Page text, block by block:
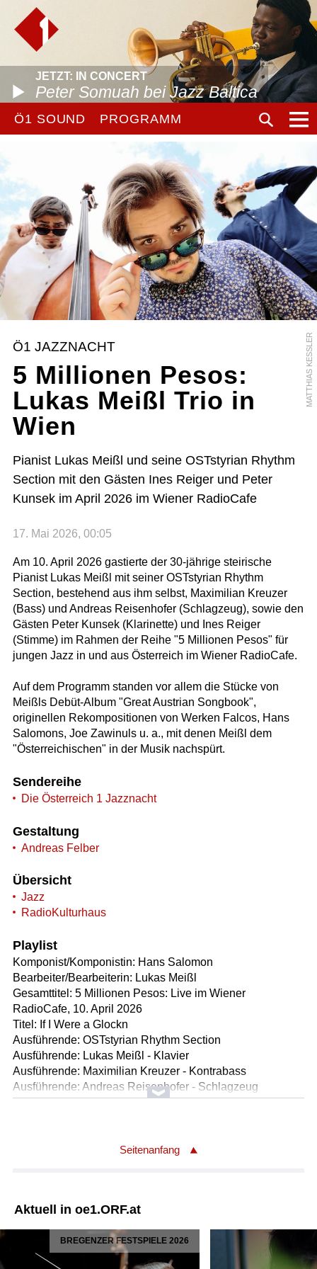
JETZT: IN CONCERT
Peter Somuah bei Jazz Baltica
Ö1 SOUND PROGRAMM
MATTHIAS KESSLER
Ö1 JAZZNACHT
5 Millionen Pesos:
Lukas Meißl Trio in
Wien
Pianist Lukas Meißl und seine OSTstyrian Rhythm
Section mit den Gästen Ines Reiger und Peter
Kunsek im April 2026 im Wiener RadioCafe
17. Mai 2026, 00:05
Am 10. April 2026 gastierte der 30-jährige steirische
Pianist Lukas Meißl mit seiner OSTstyrian Rhythm
Section, bestehend aus ihm selbst, Maximilian Kreuzer
(Bass) und Andreas Reisenhofer (Schlagzeug), sowie den
Gästen Peter Kunsek (Klarinette) und Ines Reiger
(Stimme) im Rahmen der Reihe "5 Millionen Pesos" für
jungen Jazz in und aus Österreich im Wiener RadioCafe.
Auf dem Programm standen vor allem die Stücke von
Meißls Debüt-Album "Great Austrian Songbook",
originellen Rekompositionen von Werken Falcos, Hans
Salomons, Joe Zawinuls u. a., mit denen Meißl dem
"Österreichischen" in der Musik nachspürt.
Sendereihe
Die Österreich 1 Jazznacht
Gestaltung
Andreas Felber
Übersicht
Jazz
RadioKulturhaus
Playlist
Komponist/Komponistin: Hans Salomon
Bearbeiter/Bearbeiterin: Lukas Meißl
Gesamttitel: 5 Millionen Pesos: Live im Wiener
RadioCafe, 10. April 2026
Titel: If I Were a Glockn
Ausführende: OSTstyrian Rhythm Section
Ausführende: Lukas Meißl - Klavier
Ausführende: Maximilian Kreuzer - Kontrabass
Ausführende: Andreas Reisenhofer - Schlagzeug
Länge: 05:24 min
Komponist/Komponistin: Lukas Meißl
Solist/Solistin: Peter Kunsek - Klarinette
Ausführende: OSTstyrian Rhythm Section
Ausführende: Lukas Meißl - Klavier
Ausführende: Maximilian Kreuzer - Kontrabass
Seitenanfang
Aktuell in oe1.ORF.at
BREGENZER FESTSPIELE 2026